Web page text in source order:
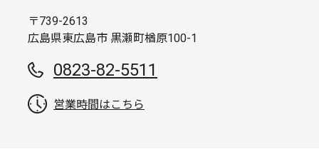
〒739-2613
広島県東広島市 黒瀬町楢原100-1
0823-82-5511
営業時間はこちら